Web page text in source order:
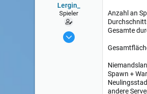
Lergin_
Spieler
29 Feb 2016
Anzahl an
Gesamte
Spawn +
andere